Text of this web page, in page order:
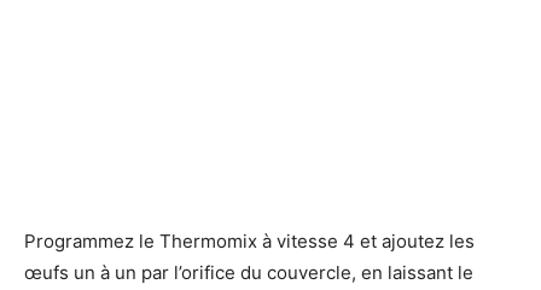
Programmez le Thermomix à vitesse 4 et ajoutez les
œufs un à un par l’orifice du couvercle, en laissant le